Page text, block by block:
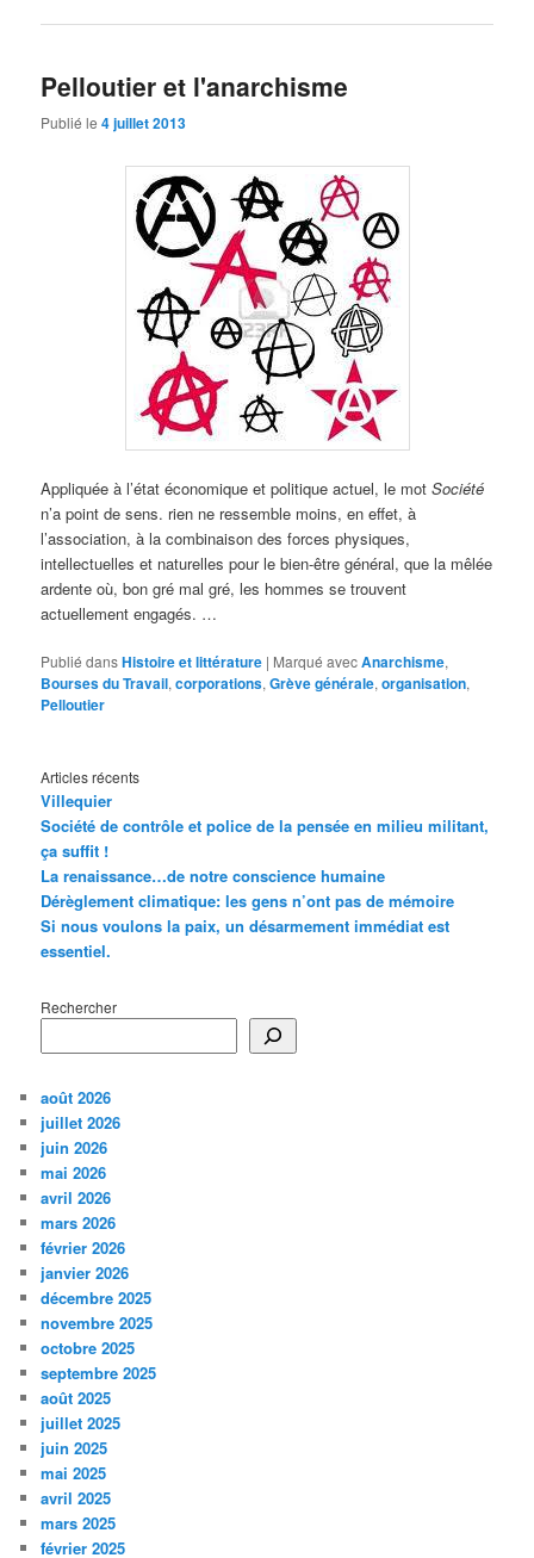
Pelloutier et l'anarchisme
Publié le4 juillet 2013
Appliquée à l’état économique et politique actuel, le motSociété
n’a point de sens. rien ne ressemble moins, en effet, à
l’association, à la combinaison des forces physiques,
intellectuelles et naturelles pour le bien-être général, que la mêlée
ardente où, bon gré mal gré, les hommes se trouvent
actuellement engagés. …
Publié dansHistoire et littérature | Marqué avecAnarchisme,
Bourses du Travail,corporations,Grève générale,organisation,
Pelloutier
Articles récents
Villequier
Société de contrôle et police de la pensée en milieu militant,
ça suffit !
La renaissance…de notre conscience humaine
Dérèglement climatique: les gens n’ont pas de mémoire
Si nous voulons la paix, un désarmement immédiat est
essentiel.
Rechercher
août 2026
juillet 2026
juin 2026
mai 2026
avril 2026
mars 2026
février 2026
janvier 2026
décembre 2025
novembre 2025
octobre 2025
septembre 2025
août 2025
juillet 2025
juin 2025
mai 2025
avril 2025
mars 2025
février 2025